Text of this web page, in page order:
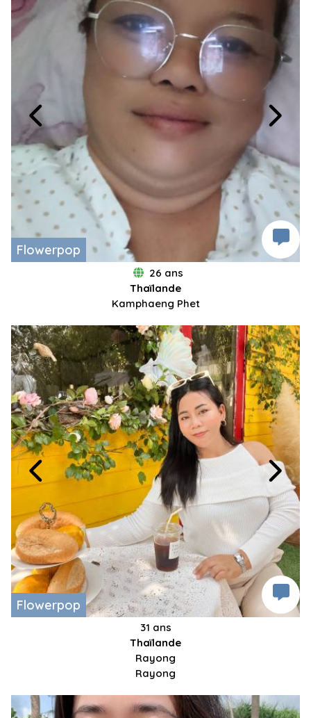
Flowerpop
26 ans
Thaïlande
Kamphaeng Phet
Flowerpop
31 ans
Thaïlande
Rayong
Rayong